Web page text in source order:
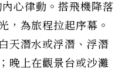
心律動。搭飛機降落
，為旅程拉起序幕。
天潛水或浮潛、浮潛
晚上在觀景台或沙灘